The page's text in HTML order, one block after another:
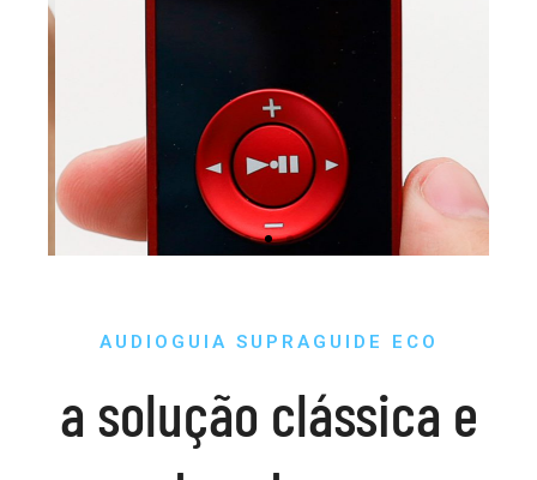
AUDIOGUIA SUPRAGUIDE ECO
a solução clássica e
Slide 1 Heading
Lorem ipsum dolor sit amet
consectetur adipiscing elit dolor